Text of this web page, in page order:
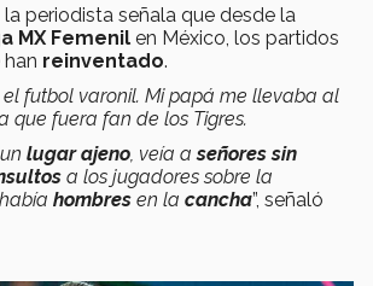
la periodista señala que desde la
MX Femenil en México, los partidos
reinventado.
el futbol varonil. Mi papá me llevaba al
que fuera fan de los Tigres.
lugar ajeno, veía aseñores sin
a los jugadores sobre la
hombres en la cancha”, señaló